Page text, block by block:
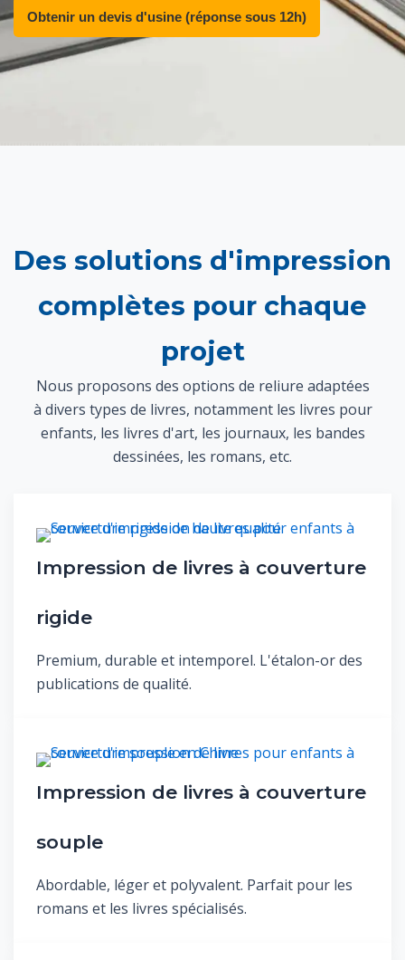
Obtenir un devis d'usine (réponse sous 12h)
Des solutions d'impression
complètes pour chaque
projet
Nous proposons des options de reliure adaptées
à divers types de livres, notamment les livres pour
enfants, les livres d'art, les journaux, les bandes
dessinées, les romans, etc.
Impression de livres à couverture
rigide
Premium, durable et intemporel. L'étalon-or des
publications de qualité.
Impression de livres à couverture
souple
Abordable, léger et polyvalent. Parfait pour les
romans et les livres spécialisés.